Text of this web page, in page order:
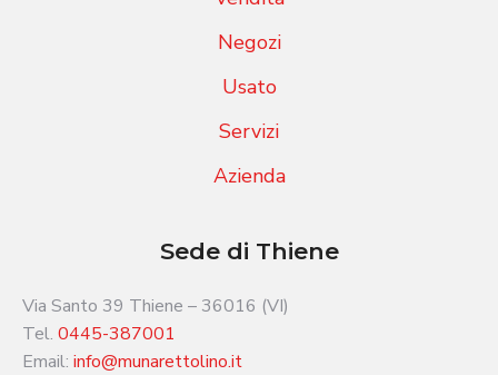
Negozi
Usato
Servizi
Azienda
Sede di Thiene
Via Santo 39 Thiene – 36016 (VI)
Tel. 0445-387001
Email: info@munarettolino.it